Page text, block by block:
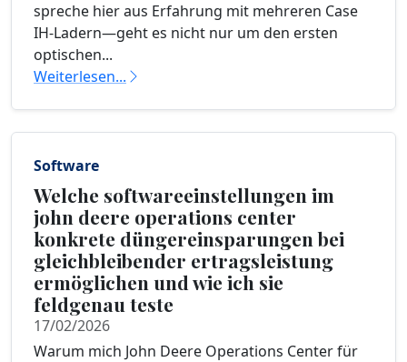
spreche hier aus Erfahrung mit mehreren Case
IH-Ladern—geht es nicht nur um den ersten
optischen...
Weiterlesen...
Software
Welche softwareeinstellungen im
john deere operations center
konkrete düngereinsparungen bei
gleichbleibender ertragsleistung
ermöglichen und wie ich sie
feldgenau teste
17/02/2026
Warum mich John Deere Operations Center für